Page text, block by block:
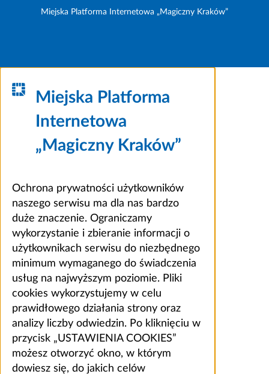
Miejska Platforma Internetowa „Magiczny Kraków”
Miejska Platforma
Internetowa
„Magiczny Kraków”
Ochrona prywatności użytkowników
naszego serwisu ma dla nas bardzo
duże znaczenie. Ograniczamy
wykorzystanie i zbieranie informacji o
użytkownikach serwisu do niezbędnego
minimum wymaganego do świadczenia
usług na najwyższym poziomie. Pliki
cookies wykorzystujemy w celu
prawidłowego działania strony oraz
analizy liczby odwiedzin. Po kliknięciu w
przycisk „USTAWIENIA COOKIES”
możesz otworzyć okno, w którym
dowiesz się, do jakich celów